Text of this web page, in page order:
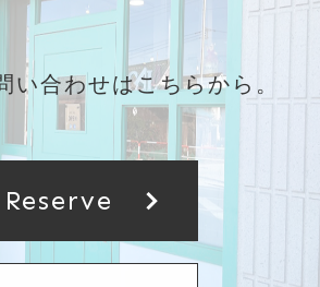
い合わせはこちらから。
Reserve chevron_right